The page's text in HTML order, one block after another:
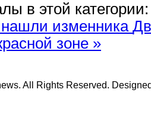
в этой категории:
изменника
зоне »
All Rights Reserved.